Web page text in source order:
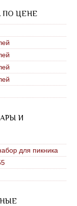
ПО ЦЕНЕ
И
для пикника